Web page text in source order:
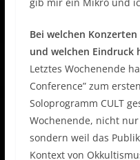
gib mir ein Mikro und
Bei welchen
und welchen Eindruck
Letztes Wochenende
Conference” zum
Soloprogramm CULT
Wochenende, nicht
sondern weil das
Kontext von